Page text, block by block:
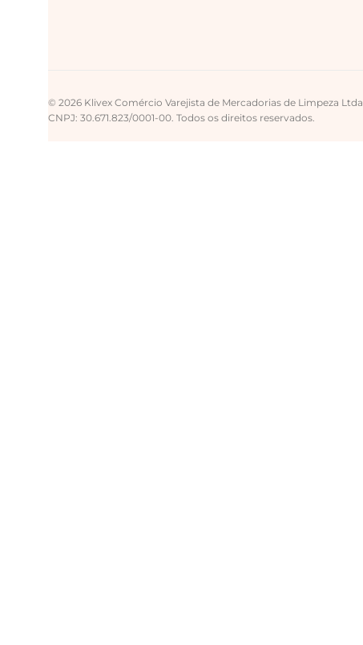
© 2026 Klivex Comércio Varejista de Mercadorias de Limpeza Ltda
CNPJ: 30.671.823/0001-00. Todos os direitos reservados.